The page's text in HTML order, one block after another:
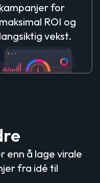
kampanjer for
maksimal ROI og
langsiktig vekst.
enn å lage virale
fra idé til